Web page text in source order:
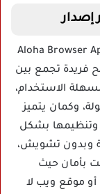
Aloha Browser
فريدة تجمع بين
الاستخدام،
وكمان يتميز
وتنظيمها بشكل
وبدون تشويش،
بأمان حيث
موقع ويب لا